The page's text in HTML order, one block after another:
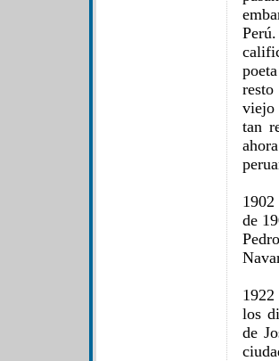
viejo
tan
de
1922
los
de